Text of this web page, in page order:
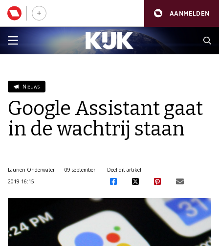
AANMELDEN
Nieuws
Google Assistant gaat
in de wachtrij staan
Laurien Onderwater
09 september
2019 16:15
Deel dit artikel: